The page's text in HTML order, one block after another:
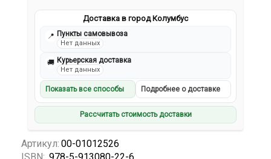
Доставка в город Колумбус
📍 Пункты самовывоза
Нет данных
🚚 Курьерская доставка
Нет данных
Показать все способы Подробнее о доставке
Рассчитать стоимость доставки
Артикул: 00-01012526